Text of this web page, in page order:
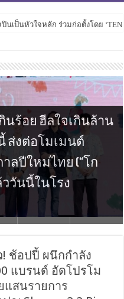
เป็นหัวใจหลัก ร่วมก่อตั้งโดย
ร (Hotter than ur X)” ดึง URBOYTJ
กินร้อย ฮีลใจเกินล้าน
ส่งต่อโมเมนต์
ลปีใหม่ไทย (“โก
ววันนี้ในโรง
บเอเชีย “หมาก
ทกความสนุกกับ
รั้งในงาน WINNER
ม “บัง เยดัม” กลับมา
CONCERT [DAM
มแกรม ความอลัง
! ช้อปปี้ ผนึกกำลัง
แบรนด์ อัดโปรโม
สนรายการ